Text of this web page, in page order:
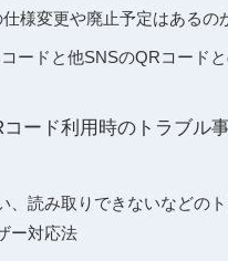
様変更や廃止予定はあるの
ードと他SNSのQRコード
ード利用時のトラブル
、読み取りできないなどの
ー対応法